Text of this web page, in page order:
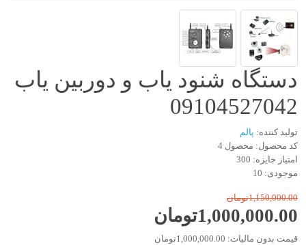
دستگاه شنود یاب و دوربین یاب
09104527042
تولید کننده: پالم
کد محصول: محصول 4
امتیاز جایزه: 300
موجودی: 10
1,150,000.00تومان
1,000,000.00تومان
قیمت بدون مالیات: 1,000,000.00تومان